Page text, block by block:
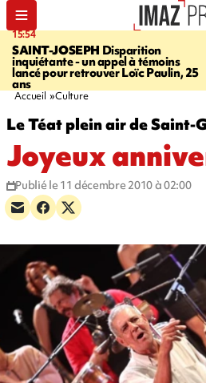
15:54
SAINT-JOSEPH Disparition
inquiétante - un appel à témoins
lancé pour retrouver Loïc Paulin, 25
ans
Accueil Culture
Le Téat plein air de Saint-
Joyeux
Publié le 11 décembre 2010 à 02:00